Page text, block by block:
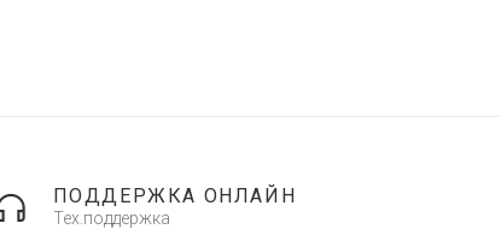
ПОДДЕРЖКА ОНЛАЙН
Тех.поддержка